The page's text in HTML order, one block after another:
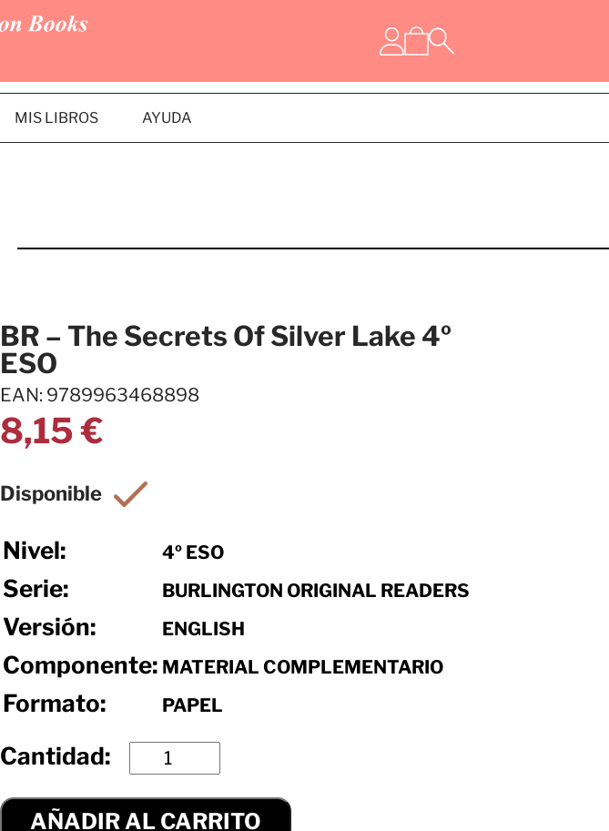
MIS LIBROS AYUDA
BR – The Secrets Of Silver Lake 4º
ESO
EAN: 9789963468898
8,15€
Nivel: 4º ESO
Serie: BURLINGTON ORIGINAL READERS
Versión: ENGLISH
Componente: MATERIAL COMPLEMENTARIO
Formato: PAPEL
AÑADIR AL CARRITO